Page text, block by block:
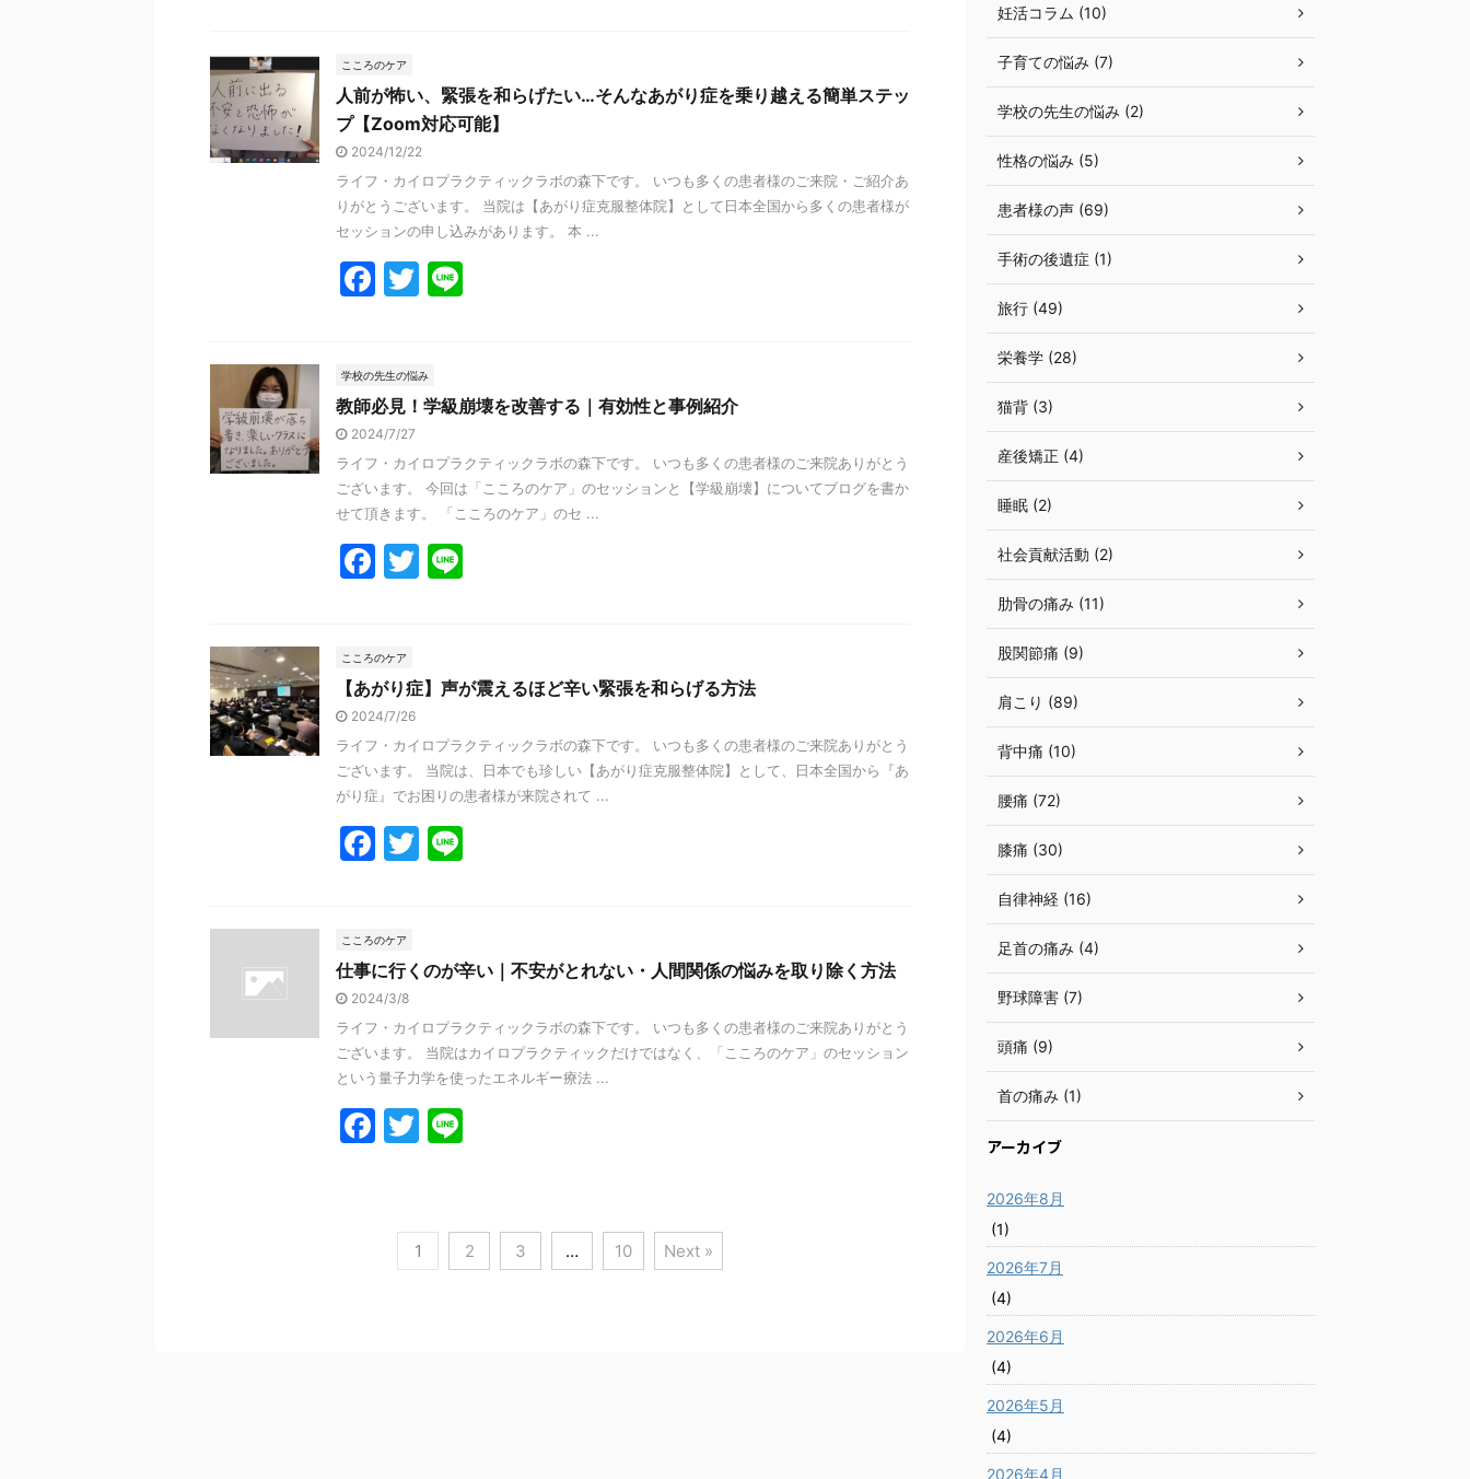
e
b
o
o
k
こころのケア
人前が怖い、緊張を和らげたい…そんなあがり症を乗り越える簡単ステッ
プ【Zoom対応可能】
2024/12/22
ライフ・カイロプラクティックラボの森下です。 いつも多くの患者様のご来院・ご紹介あ
りがとうございます。 当院は【あがり症克服整体院】として日本全国から多くの患者様が
セッションの申し込みがあります。 本 ...
F
e
b
o
o
k
T
er
学校の先生の悩み
教師必見！学級崩壊を改善する｜有効性と事例紹介
2024/7/27
ライフ・カイロプラクティックラボの森下です。 いつも多くの患者様のご来院ありがとう
ございます。 今回は「こころのケア」のセッションと【学級崩壊】についてブログを書か
せて頂きます。 「こころのケア」のセ ...
F
e
b
o
o
k
T
こころのケア
【あがり症】声が震えるほど辛い緊張を和らげる方法
2024/7/26
ライフ・カイロプラクティックラボの森下です。 いつも多くの患者様のご来院ありがとう
ございます。 当院は、日本でも珍しい【あがり症克服整体院】として、日本全国から『あ
がり症』でお困りの患者様が来院されて ...
F
e
b
o
o
k
T
こころのケア
仕事に行くのが辛い｜不安がとれない・人間関係の悩みを取り除く方法
2024/3/8
ライフ・カイロプラクティックラボの森下です。 いつも多くの患者様のご来院ありがとう
ございます。 当院はカイロプラクティックだけではなく、「こころのケア」のセッション
という量子力学を使ったエネルギー療法 ...
F
T
er
1 2 3 … 10 Next »
妊活コラム (10)
子育ての悩み (7)
学校の先生の悩み (2)
性格の悩み (5)
患者様の声 (69)
手術の後遺症 (1)
旅行 (49)
栄養学 (28)
猫背 (3)
産後矯正 (4)
睡眠 (2)
社会貢献活動 (2)
肋骨の痛み (11)
股関節痛 (9)
肩こり (89)
背中痛 (10)
腰痛 (72)
膝痛 (30)
自律神経 (16)
足首の痛み (4)
野球障害 (7)
頭痛 (9)
首の痛み (1)
アーカイブ
2026年8月
(1)
2026年7月
(4)
2026年6月
(4)
2026年5月
(4)
2026年4月